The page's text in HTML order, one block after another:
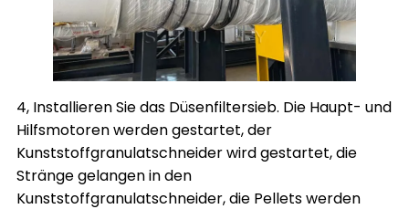
4, Installieren Sie das Düsenfiltersieb. Die Haupt- und
Hilfsmotoren werden gestartet, der
Kunststoffgranulatschneider wird gestartet, die
Stränge gelangen in den
Kunststoffgranulatschneider, die Pellets werden